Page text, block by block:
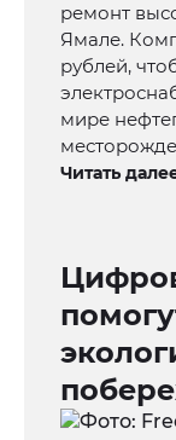
ремонт
Ямале.
рублей,
мире
Читать